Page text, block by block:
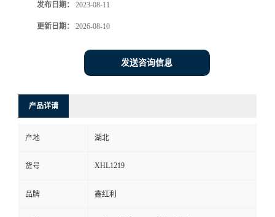
发布日期： 2023-08-11
更新日期： 2026-08-10
发送咨询信息
产品详请
产地 湖北
货号 XHL1219
品牌 鑫红利